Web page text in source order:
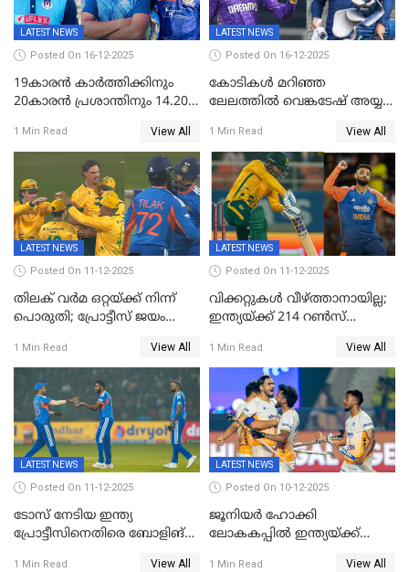
LATEST NEWS
Posted On 16-12-2025
19കാരൻ കാർത്തിക്കിനും
20കാരൻ പ്രശാന്തിനും 14.20
കോടിക്ക് ഡൽഹിയിൽ;
മലയാളി താരം വിഘ്നേഷ്
പുത്തുർ രാജസ്ഥാനിൽ
1 Min Read View All
LATEST NEWS
Posted On 16-12-2025
കോടികൾ മറിഞ്ഞ
ലേലത്തിൽ വെങ്കടേഷ് അയ്യര്‍
ബംഗളൂരുവില്‍; ക്വിന്റണ്‍ ഡി
കോക്ക് മുംബൈ
ഇന്ത്യന്‍സില്‍; 25കോടിക്ക്
കാമറൂൺ ഗ്രീൻ
കൊൽക്കത്തയിൽ
1 Min Read View All
LATEST NEWS
Posted On 11-12-2025
തിലക് വർമ ഒറ്റയ്ക്ക് നിന്ന്
പൊരുതി; പ്രോട്ടീസ് ജയം
1 Min Read View All
LATEST NEWS
Posted On 11-12-2025
വിക്കറ്റുകൾ വീഴ്ത്താനായില്ല;
ഇന്ത്യയ്ക്ക് 214 റൺസ്
ഡികോക്ക് കസറി
1 Min Read View All
LATEST NEWS
Posted On 11-12-2025
ടോസ് നേടിയ ഇന്ത്യ
പ്രോട്ടീസിനെതിരെ ബോളിങ്
1 Min Read View All
LATEST NEWS
Posted On 10-12-2025
ജൂനിയര്‍ ഹോക്കി
ലോകകപ്പിൽ ഇന്ത്യയ്ക്ക്
1 Min Read View All